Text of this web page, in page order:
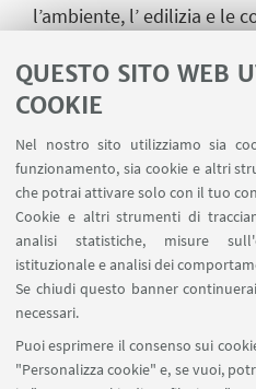
QUESTO SITO WEB
COOKIE
Nel nostro sito utilizziamo sia
funzionamento, sia cookie e altri
che potrai attivare solo con il tuo
Cookie e altri strumenti di
analisi statistiche, misure
istituzionale e analisi dei
Se chiudi questo banner
necessari.
Puoi esprimere il consenso sui
"Personalizza cookie" e, se vuoi,
l’ambiente, l’ edilizia e le
vita e le tecnologie per la
Molti iworkshop
Research, nel corso dei
alle imprese i migliori
progetti di ricerca
FESR 2014-2020 coordinati
dall’Università di Bologna.
padiglione 33, i visitatori
le attività dei Centri
Industriale.